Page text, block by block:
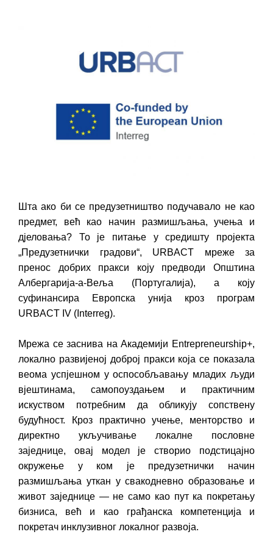
Шта ако би се предузетништво подучавало не као
предмет, већ као начин размишљања, учења и
дjеловања? То је питање у средишту пројекта
„Предузетнички градови“, URBACT мреже за
пренос добрих пракси коју предводи Општина
Албергарија-а-Веља (Португалија), а коју
суфинансира Европска унија кроз програм
URBACT IV (Interreg).
Мрежа се заснива на Академији Entrepreneurship+,
локално развијеној доброј пракси која се показала
веома успјешном у оспособљавању младих људи
вјештинама, самопоуздањем и практичним
искуством потребним да обликују сопствену
будућност. Кроз практично учење, менторство и
директно укључивање локалне пословне
заједнице, овај модел је створио подстицајно
окружење у ком је предузетнички начин
размишљања уткан у свакодневно образовање и
живот заједнице — не само као пут ка покретању
бизниса, већ и као грађанска компетенција и
покретач инклузивног локалног развоја.